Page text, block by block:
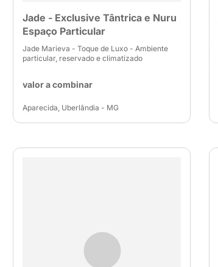
Jade - Exclusive Tântrica e Nuru
Espaço Particular
Jade Marieva - Toque de Luxo - Ambiente
particular, reservado e climatizado
valor a combinar
Aparecida, Uberlândia - MG